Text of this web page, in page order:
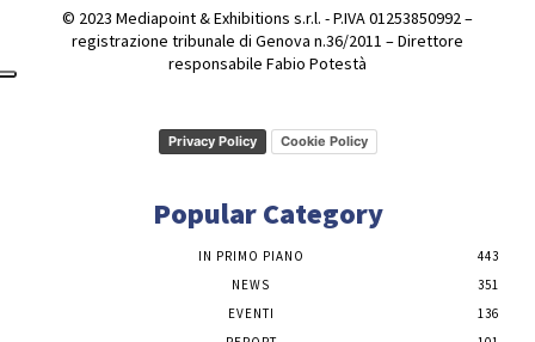
© 2023 Mediapoint & Exhibitions s.r.l. - P.IVA 01253850992 –
registrazione tribunale di Genova n.36/2011 – Direttore
responsabile Fabio Potestà
Privacy Policy Cookie Policy
Popular Category
IN PRIMO PIANO
443
NEWS
351
EVENTI
136